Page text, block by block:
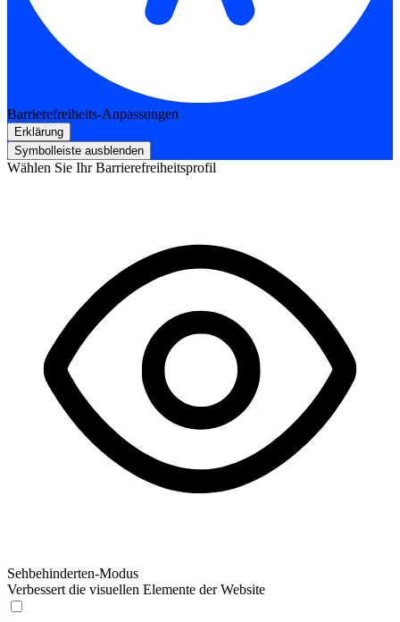
Barrierefreiheits-Anpassungen
Erklärung
Symbolleiste ausblenden
Wählen Sie Ihr Barrierefreiheitsprofil
Sehbehinderten-Modus
Verbessert die visuellen Elemente der Website